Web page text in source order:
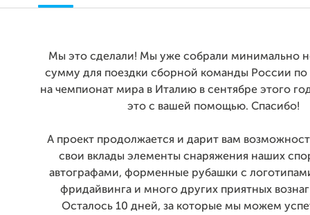
Мы это сделали! Мы уже собрали минимально
сумму для поездки сборной команды России
на чемпионат мира в Италию в сентябре этого
это с вашей помощью. Спасибо!
А проект продолжается и дарит вам
свои вклады элементы снаряжения наших
автографами, форменные рубашки с
фридайвинга и много других приятных
Осталось 10 дней, за которые мы можем